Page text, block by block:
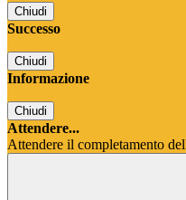
Chiudi
Successo
Chiudi
Informazione
Chiudi
Attendere...
Attendere il completamento